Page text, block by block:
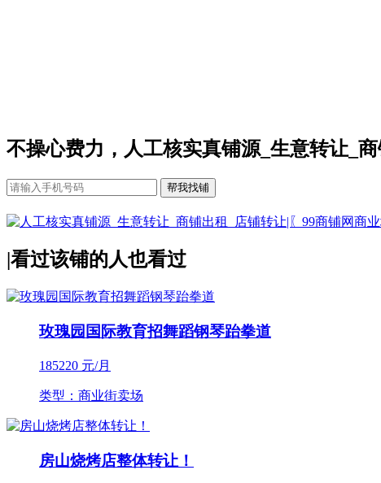
不操心费力，人工核实真铺源_生意转让_
看过该铺的人也看过
玫瑰园国际教育招舞蹈钢琴跆拳道
185220 元/月
类型：商业街卖场
房山烧烤店整体转让！